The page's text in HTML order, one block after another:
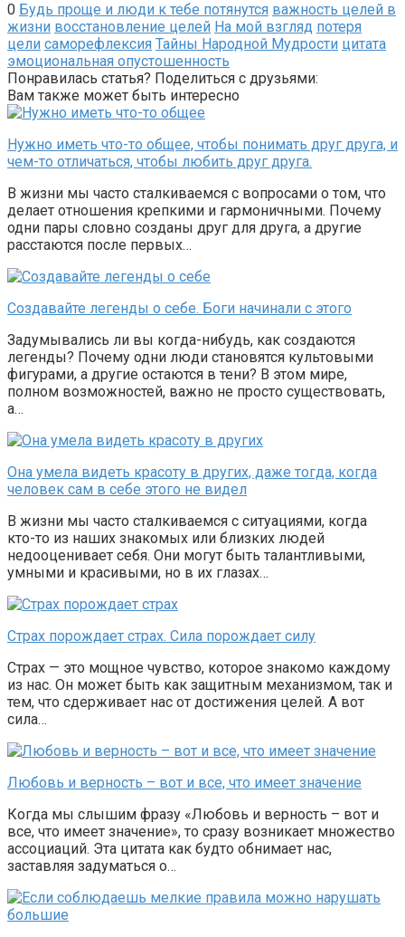
0 Будь проще и люди к тебе потянутся важность целей в
жизни восстановление целей На мой взгляд потеря
цели саморефлексия Тайны Народной Мудрости цитата
эмоциональная опустошенность
Понравилась статья? Поделиться с друзьями:
Вам также может быть интересно
Нужно иметь что-то общее, чтобы понимать друг друга, и
чем-то отличаться, чтобы любить друг друга.
В жизни мы часто сталкиваемся с вопросами о том, что
делает отношения крепкими и гармоничными. Почему
одни пары словно созданы друг для друга, а другие
расстаются после первых…
Создавайте легенды о себе. Боги начинали с этого
Задумывались ли вы когда-нибудь, как создаются
легенды? Почему одни люди становятся культовыми
фигурами, а другие остаются в тени? В этом мире,
полном возможностей, важно не просто существовать,
а…
Она умела видеть красоту в других, даже тогда, когда
человек сам в себе этого не видел
В жизни мы часто сталкиваемся с ситуациями, когда
кто-то из наших знакомых или близких людей
недооценивает себя. Они могут быть талантливыми,
умными и красивыми, но в их глазах…
Страх порождает страх. Сила порождает силу
Страх — это мощное чувство, которое знакомо каждому
из нас. Он может быть как защитным механизмом, так и
тем, что сдерживает нас от достижения целей. А вот
сила…
Любовь и верность – вот и все, что имеет значение
Когда мы слышим фразу «Любовь и верность – вот и
все, что имеет значение», то сразу возникает множество
ассоциаций. Эта цитата как будто обнимает нас,
заставляя задуматься о…